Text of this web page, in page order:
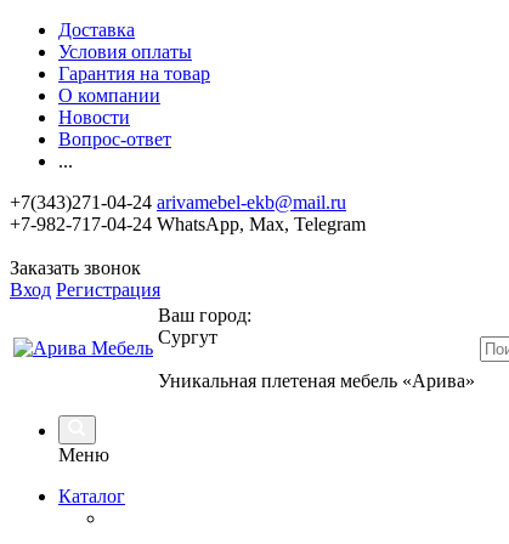
Доставка
Условия оплаты
Гарантия на товар
О компании
Новости
Вопрос-ответ
...
+7(343)271-04-24 arivamebel-ekb@mail.ru
+7-982-717-04-24 WhatsApp, Max, Telegram
Заказать звонок
Вход Регистрация
Ваш город:
Сургут
Уникальная плетеная мебель «Арива»
Меню
Каталог